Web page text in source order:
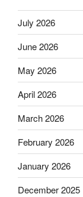
July 2026
June 2026
May 2026
April 2026
March 2026
February 2026
January 2026
December 2025